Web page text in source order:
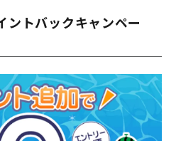
トバックキャンペー